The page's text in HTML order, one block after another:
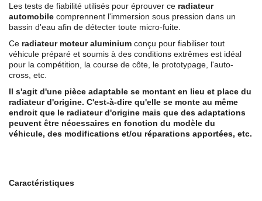
Les tests de fiabilité utilisés pour éprouver ce radiateur
automobile comprennent l'immersion sous pression dans un
bassin d'eau afin de détecter toute micro-fuite.
Ce radiateur moteur aluminium conçu pour fiabiliser tout
véhicule préparé et soumis à des conditions extrêmes est idéal
pour la compétition, la course de côte, le prototypage, l'auto-
cross, etc.
Il s'agit d'une pièce adaptable se montant en lieu et place du
radiateur d'origine. C'est-à-dire qu'elle se monte au même
endroit que le radiateur d'origine mais que des adaptations
peuvent être nécessaires en fonction du modèle du
véhicule, des modifications et/ou réparations apportées, etc.
Caractéristiques